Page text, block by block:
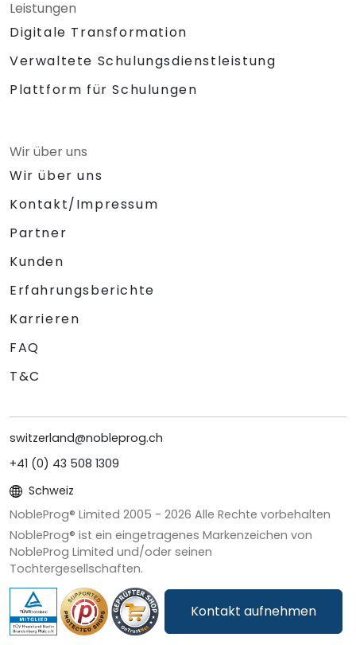
Kontakt aufnehmen
Leistungen
Digitale Transformation
Verwaltete Schulungsdienstleistung
Plattform für Schulungen
Wir über uns
Wir über uns
Kontakt/Impressum
Partner
Kunden
Erfahrungsberichte
Karrieren
FAQ
T&C
switzerland@nobleprog.ch
+41 (0) 43 508 1309
Schweiz
NobleProg® Limited 2005 - 2026 Alle Rechte vorbehalten
NobleProg® ist ein eingetragenes Markenzeichen von
NobleProg Limited und/oder seinen
Tochtergesellschaften.